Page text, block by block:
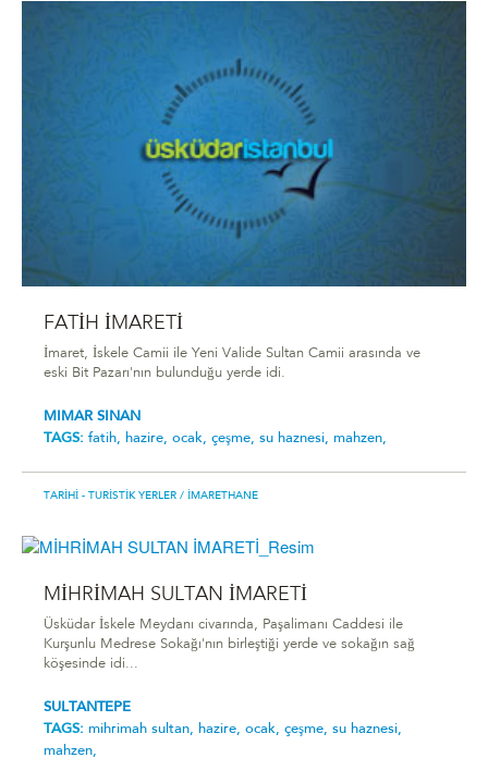
FATİH İMARETİ
İmaret, İskele Camii ile Yeni Valide Sultan Camii arasında ve
eski Bit Pazarı'nın bulunduğu yerde idi.
MIMAR SINAN
TAGS: fatih, hazire, ocak, çeşme, su haznesi, mahzen,
TARIHI - TURISTIK YERLER / İMARETHANE
MİHRİMAH SULTAN İMARETİ
Üsküdar İskele Meydanı civarında, Paşalimanı Caddesi ile
Kurşunlu Medrese Sokağı'nın birleştiği yerde ve sokağın sağ
köşesinde idi...
SULTANTEPE
TAGS: mihrimah sultan, hazire, ocak, çeşme, su haznesi,
mahzen,